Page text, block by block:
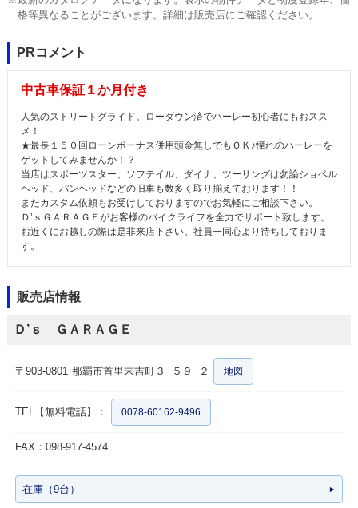
格等異なることがございます。詳細は販売店にご確認ください。
PRコメント
中古車保証１か月付き
人気のストリートグライド。ローダウン済でハーレー初心者にもおスス
メ！
★最長１５０回ローンボーナス併用頭金無しでもＯＫ♪憧れのハーレーを
ゲットしてみませんか！？
当店はスポーツスター、ソフテイル、ダイナ、ツーリングは勿論ショベル
ヘッド、パンヘッドなどの旧車も数多く取り揃えております！！
またカスタム依頼もお受けしておりますのでお気軽にご相談下さい。
Ｄ’ｓＧＡＲＡＧＥがお客様のバイクライフを全力でサポート致します。
お近くにお越しの際は是非来店下さい。社員一同心より待ちしておりま
す。
販売店情報
Ｄ’ｓ ＧＡＲＡＧＥ
〒903-0801 那覇市首里末吉町３−５９−２ 地図
TEL【無料電話】： 0078-60162-9496
FAX：098-917-4574
在庫（9台）